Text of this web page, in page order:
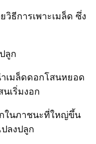
ธีการเพาะเมล็ด ซึ่ง
ลูก
เมล็ดดอกโสนหยอด
เริ่มงอก
ในภาชนะที่ใหญ่ขึ้น
ลงปลูก